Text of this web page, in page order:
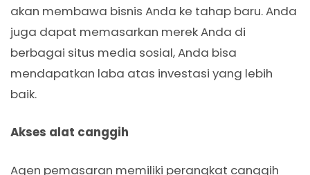
akan membawa bisnis Anda ke tahap baru. Anda
juga dapat memasarkan merek Anda di
berbagai situs media sosial, Anda bisa
mendapatkan laba atas investasi yang lebih
baik.
Akses alat canggih
Agen pemasaran memiliki perangkat canggih